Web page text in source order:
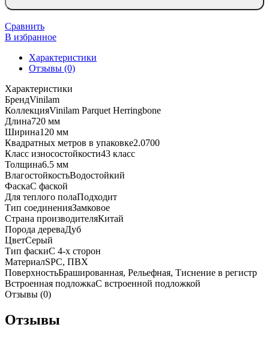
Сравнить
В избранное
Характеристики
Отзывы (0)
Характеристики
БрендVinilam
КоллекцияVinilam Parquet Herringbone
Длина720 мм
Ширина120 мм
Квадратных метров в упаковке2.0700
Класс износостойкости43 класс
Толщина6.5 мм
ВлагостойкостьВодостойкий
ФаскаС фаской
Для теплого полаПодходит
Тип соединенияЗамковое
Страна производителяКитай
Порода дереваДуб
ЦветСерый
Тип фаскиС 4-х сторон
МатериалSPC, ПВХ
ПоверхностьБрашированная, Рельефная, Тиснение в регистр
Встроенная подложкаC встроенной подложкой
Отзывы (0)
Отзывы